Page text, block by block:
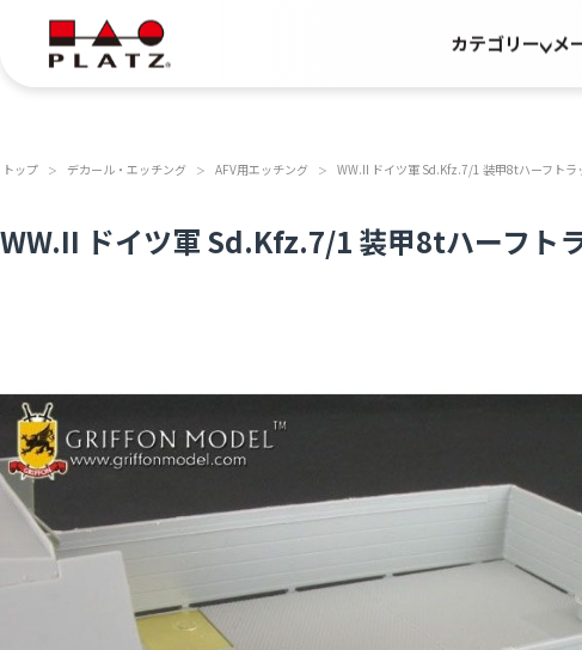
カテゴリー メ
トップ ＞ デカール・エッチング ＞ AFV用エッチング ＞ WW.II ドイツ軍 Sd.Kfz.7/1 装甲8tハーフト
WW.II ドイツ軍 Sd.Kfz.7/1 装甲8tハーフト